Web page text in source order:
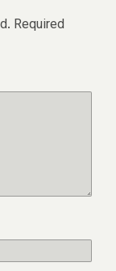
Required